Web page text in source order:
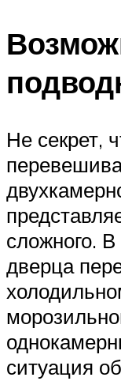
Не секрет,
сложного.
дверца
ситуация